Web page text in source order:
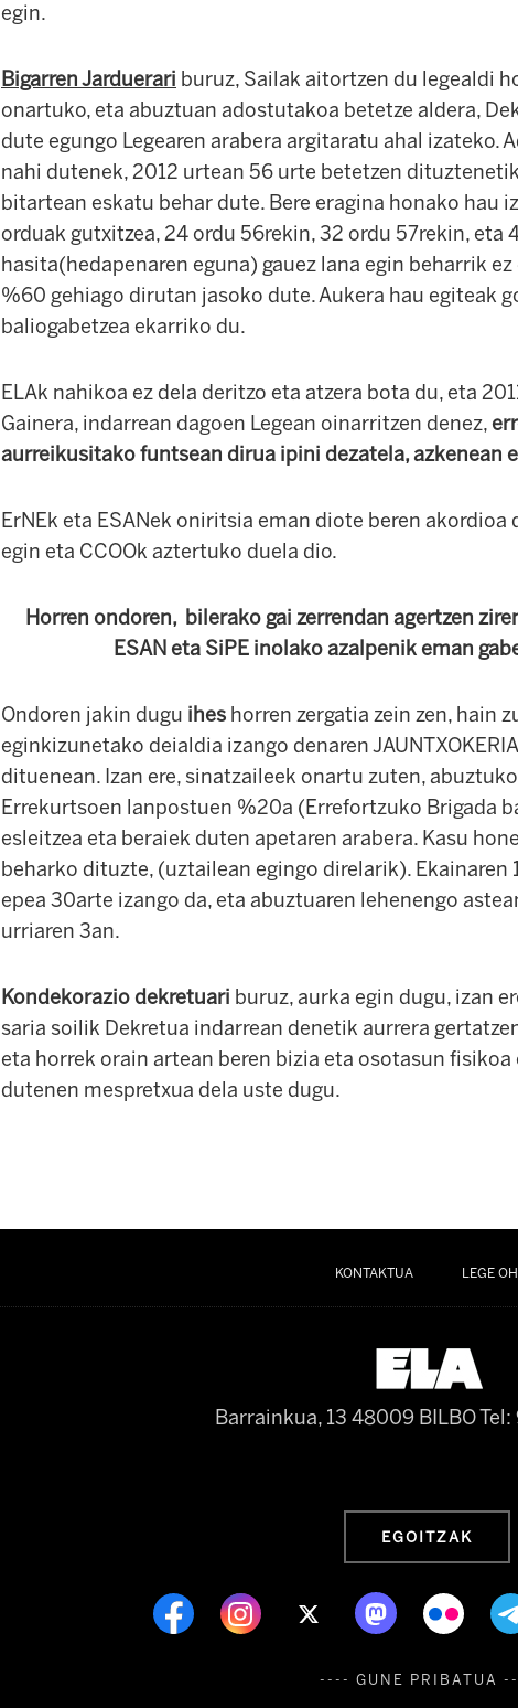
egin.
Bigarren Jarduerari buruz, Sailak aitortzen du legealdi
onartuko, eta abuztuan adostutakoa betetze aldera,
dute egungo Legearen arabera argitaratu ahal izateko.
nahi dutenek, 2012 urtean 56 urte betetzen
bitartean eskatu behar dute. Bere eragina honako hau
orduak gutxitzea, 24 ordu 56rekin, 32 ordu 57rekin, eta
hasita(hedapenaren eguna) gauez lana egin beharrik
%60 gehiago dirutan jasoko dute. Aukera hau egiteak
baliogabetzea ekarriko du.
ELAk nahikoa ez dela deritzo eta atzera bota du, eta
Gainera, indarrean dagoen Legean oinarritzen denez,
aurreikusitako funtsean dirua ipini dezatela, azkenean
ErNEk eta ESANek oniritsia eman diote beren akordioa
egin eta CCOOk aztertuko duela dio.
Horren ondoren, bilerako gai zerrendan agertzen
ESAN eta SiPE inolako azalpenik eman
Ondoren jakin dugu ihes horren zergatia zein zen, hain
eginkizunetako deialdia izango denaren
dituenean. Izan ere, sinatzaileek onartu zuten,
Errekurtsoen lanpostuen %20a (Errefortzuko Brigada
esleitzea eta beraiek duten apetaren arabera. Kasu
beharko dituzte, (uztailean egingo direlarik). Ekainaren
epea 30arte izango da, eta abuztuaren lehenengo
urriaren 3an.
Kondekorazio dekretuari buruz, aurka egin dugu, izan
saria soilik Dekretua indarrean denetik aurrera
eta horrek orain artean beren bizia eta osotasun
dutenen mespretxua dela uste dugu.
KONTAKTUA LEGE
Barrainkua, 13 48009 BILBO
EGOITZAK
---- GUNE PRIBATUA